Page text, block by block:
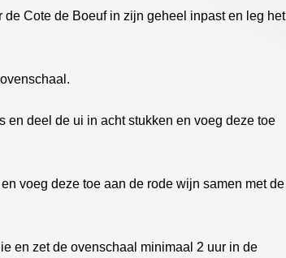
Cote de Boeuf in zijn geheel inpast en leg het
en deel de ui in acht stukken en voeg deze toe
voeg deze toe aan de rode wijn samen met de
en zet de ovenschaal minimaal 2 uur in de